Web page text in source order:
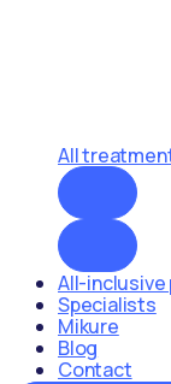
All
All-inclusive
Specialists
Mikure
Blog
Contact